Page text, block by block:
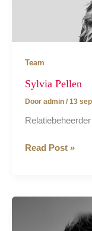
Team
Sylvia Pellen
Door admin / 13
Sylvia
Read Post »